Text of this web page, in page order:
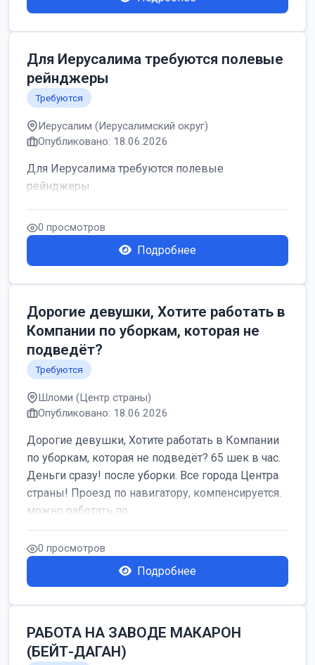
Для Иерусалима требуются полевые
рейнджеры
Требуются
Иерусалим (Иерусалимский округ)
Опубликовано: 18.06.2026
Для Иерусалима требуются полевые
рейнджеры
0 просмотров
Подробнее
Дорогие девушки, Хотите работать в
Компании по уборкам, которая не
подведёт?
Требуются
Шломи (Центр страны)
Опубликовано: 18.06.2026
Дорогие девушки, Хотите работать в Компании
по уборкам, которая не подведёт? 65 шек в час.
Деньги сразу! после уборки. Все города Центра
страны! Проезд по навигатору, компенсируется.
можно работать по...
0 просмотров
Подробнее
РАБОТА НА ЗАВОДЕ МАКАРОН
(БЕЙТ-ДАГАН)